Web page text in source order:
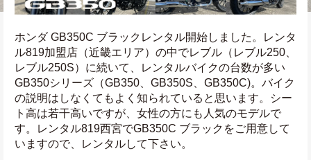
ホンダ GB350C ブラックレンタル開始しました。レンタ
ル819加盟店（近畿エリア）の中でレブル（レブル250、
レブル250S）に続いて、レンタルバイクの台数が多い
GB350シリーズ（GB350、GB350S、GB350C)。バイク
の説明はしなくてもよく知られていると思います。シー
ト高は若干高いですが、女性の方にも人気のモデルで
す。レンタル819西宮でGB350C ブラックをご用意して
いますので、レンタルして下さい。